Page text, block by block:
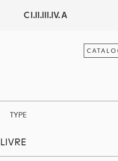
C I.II.III.IV. A
TYPE
LIVRE